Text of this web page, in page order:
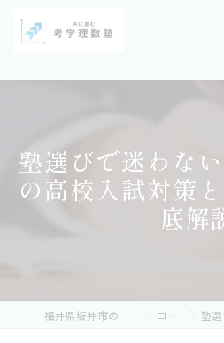
塾選びで迷わな
の高校入試対策
底解
福井県坂井市の塾なら考学理数塾 コラム 塾選び